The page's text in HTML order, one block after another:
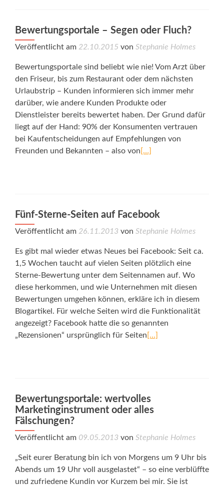
Bewertungsportale – Segen oder Fluch?
Veröffentlicht am 22.10.2015 von Stephanie Holmes
Bewertungsportale sind beliebt wie nie! Vom Arzt über
den Friseur, bis zum Restaurant oder dem nächsten
Urlaubstrip – Kunden informieren sich immer mehr
darüber, wie andere Kunden Produkte oder
Dienstleister bereits bewertet haben. Der Grund dafür
liegt auf der Hand: 90% der Konsumenten vertrauen
bei Kaufentscheidungen auf Empfehlungen von
Freunden und Bekannten – also von […]
Fünf-Sterne-Seiten auf Facebook
Veröffentlicht am 26.11.2013 von Stephanie Holmes
Es gibt mal wieder etwas Neues bei Facebook: Seit ca.
1,5 Wochen taucht auf vielen Seiten plötzlich eine
Sterne-Bewertung unter dem Seitennamen auf. Wo
diese herkommen, und wie Unternehmen mit diesen
Bewertungen umgehen können, erkläre ich in diesem
Blogartikel. Für welche Seiten wird die Funktionalität
angezeigt? Facebook hatte die so genannten
„Rezensionen“ ursprünglich für Seiten […]
Bewertungsportale: wertvolles
Marketinginstrument oder alles
Fälschungen?
Veröffentlicht am 09.05.2013 von Stephanie Holmes
„Seit eurer Beratung bin ich von Morgens um 9 Uhr bis
Abends um 19 Uhr voll ausgelastet“ – so eine verblüffte
und zufriedene Kundin vor Kurzem bei mir. Sie ist